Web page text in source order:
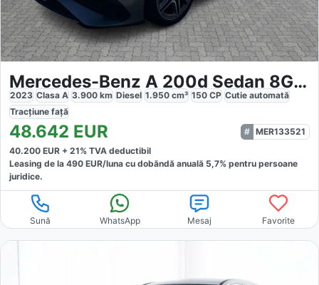
Mercedes-Benz A 200d Sedan 8G-DCT
2023 Clasa A 3.900 km Diesel 1.950 cm³ 150 CP Cutie automată
Tracțiune față
48.642 EUR
MER133521
40.200 EUR + 21% TVA deductibil
Leasing de la 490 EUR/luna cu dobăndă anuală 5,7% pentru persoane
juridice.
Sună WhatsApp Mesaj Favorite